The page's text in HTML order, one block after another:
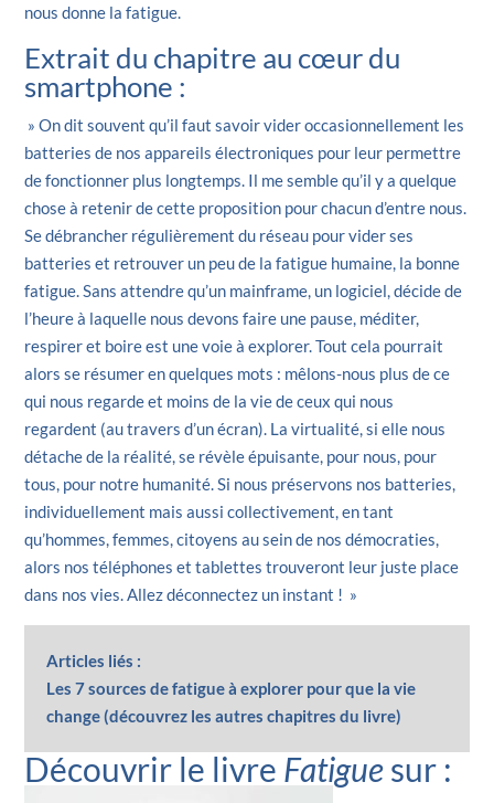
nous donne la fatigue.
Extrait du chapitre au cœur du
smartphone :
» On dit souvent qu’il faut savoir vider occasionnellement les
batteries de nos appareils électroniques pour leur permettre
de fonctionner plus longtemps. Il me semble qu’il y a quelque
chose à retenir de cette proposition pour chacun d’entre nous.
Se débrancher régulièrement du réseau pour vider ses
batteries et retrouver un peu de la fatigue humaine, la bonne
fatigue. Sans attendre qu’un mainframe, un logiciel, décide de
l’heure à laquelle nous devons faire une pause, méditer,
respirer et boire est une voie à explorer. Tout cela pourrait
alors se résumer en quelques mots : mêlons-nous plus de ce
qui nous regarde et moins de la vie de ceux qui nous
regardent (au travers d’un écran). La virtualité, si elle nous
détache de la réalité, se révèle épuisante, pour nous, pour
tous, pour notre humanité. Si nous préservons nos batteries,
individuellement mais aussi collectivement, en tant
qu’hommes, femmes, citoyens au sein de nos démocraties,
alors nos téléphones et tablettes trouveront leur juste place
dans nos vies. Allez déconnectez un instant ! »
Articles liés :
Les 7 sources de fatigue à explorer pour que la vie
change (découvrez les autres chapitres du livre)
Découvrir le livre Fatiguesur :